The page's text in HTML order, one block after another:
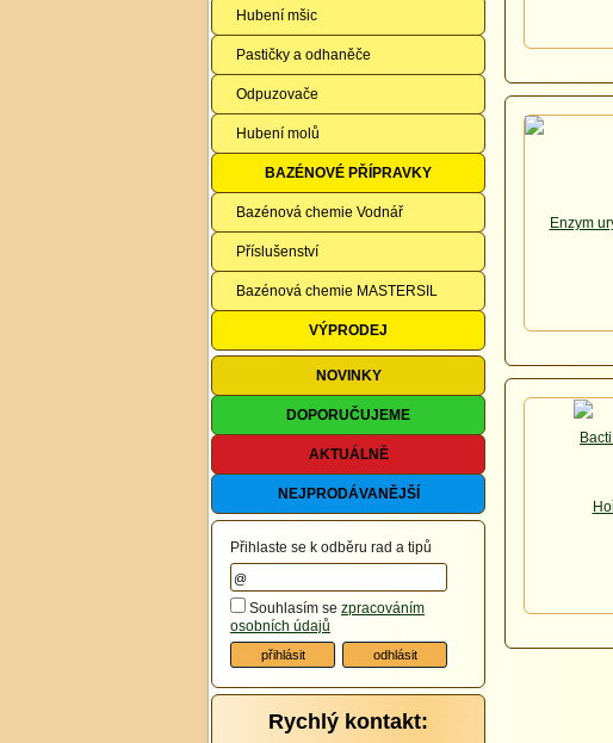
Hubení mšic
Pastičky a odhaněče
Odpuzovače
Hubení molů
BAZÉNOVÉ PŘÍPRAVKY
Bazénová chemie Vodnář
Příslušenství
Bazénová chemie MASTERSIL
VÝPRODEJ
NOVINKY
DOPORUČUJEME
AKTUÁLNĚ
NEJPRODÁVANĚJŠÍ
Přihlaste se k odběru rad a tipů
Souhlasím se zpracováním
osobních údajů
Rychlý kontakt: